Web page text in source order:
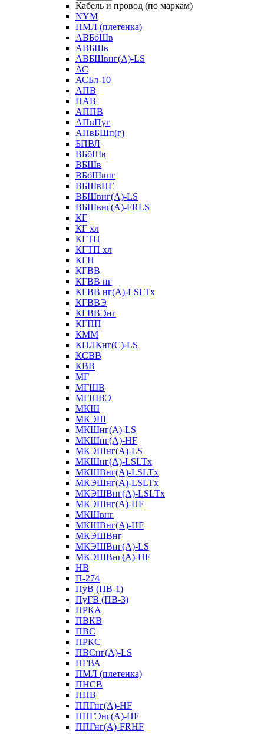
Кабель и провод (по маркам)
NYM
ПМЛ (плетенка)
АВБбШв
АВБШв
АВБШвнг(А)-LS
АС
АСБл-10
АПВ
ПАВ
АППВ
АПвПуг
АПвБШп(г)
БПВЛ
ВБбШв
ВБШв
ВБбШвнг
ВБШвНГ
ВБШвнг(А)-LS
ВБШвнг(А)-FRLS
КГ
КГ хл
КГТП
КГТП хл
КГН
КГВВ
КГВВ нг
КГВВ нг(А)-LSLTx
КГВВЭ
КГВВЭнг
КГПП
КММ
КПЛКнг(C)-LS
КСВВ
КВВ
МГ
МГШВ
МГШВЭ
МКШ
МКЭШ
МКШнг(А)-LS
МКШнг(А)-HF
МКЭШнг(А)-LS
МКШнг(А)-LSLTx
МКШВнг(A)-LSLTx
МКЭШнг(А)-LSLTx
МКЭШВнг(A)-LSLTx
МКЭШнг(А)-HF
МКШвнг
МКШВнг(А)-HF
МКЭШВнг
МКЭШВнг(А)-LS
МКЭШВнг(А)-HF
НВ
П-274
ПуВ (ПВ-1)
ПуГВ (ПВ-3)
ПРКА
ПВКВ
ПВС
ПРКС
ПВСнг(А)-LS
ПГВА
ПМЛ (плетенка)
ПНСВ
ППВ
ППГнг(А)-HF
ППГЭнг(А)-HF
ППГнг(А)-FRHF